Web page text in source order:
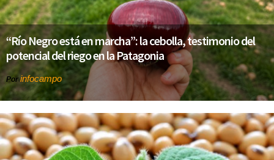
“Río Negro está en marcha”: la cebolla, testimonio del
potencial del riego en la Patagonia
Por infocampo